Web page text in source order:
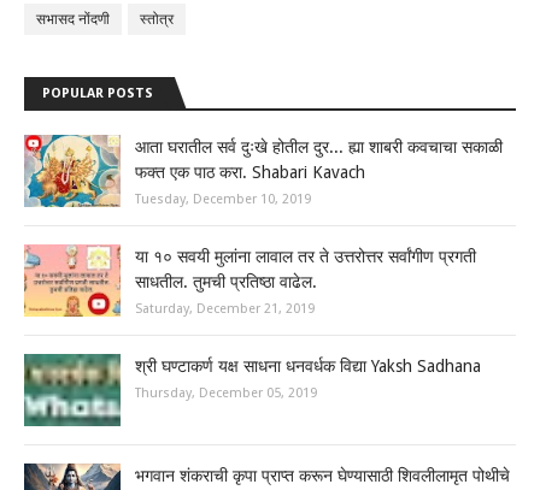
सभासद नोंदणी स्तोत्र
POPULAR POSTS
आता घरातील सर्व दुःखे होतील दुर... ह्या शाबरी कवचाचा सकाळी
फक्त एक पाठ करा. Shabari Kavach
Tuesday, December 10, 2019
या १० सवयी मुलांना लावाल तर ते उत्तरोत्तर सर्वांगीण प्रगती
साधतील. तुमची प्रतिष्ठा वाढेल.
Saturday, December 21, 2019
श्री घण्टाकर्ण यक्ष साधना धनवर्धक विद्या Yaksh Sadhana
Thursday, December 05, 2019
भगवान शंकराची कृपा प्राप्त करून घेण्यासाठी शिवलीलामृत पोथीचे